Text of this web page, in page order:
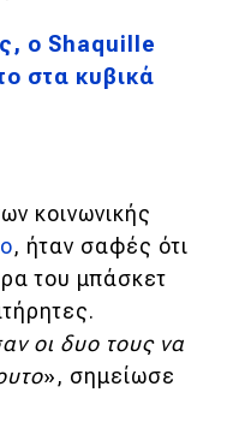
ο Shaquille
στα κυβικά
κοινωνικής
, ήταν σαφές ότι
του μπάσκετ
οι δυο τους να
», σημείωσε